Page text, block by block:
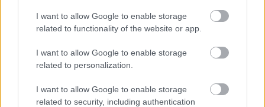
I want to allow Google to enable storage
related to functionality of the website or app.
I want to allow Google to enable storage
related to personalization.
I want to allow Google to enable storage
related to security, including authentication